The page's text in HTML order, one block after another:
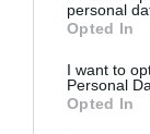
personal
Opted In
I want to
Personal
Opted In
Publicidad